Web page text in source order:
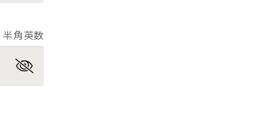
半角英数